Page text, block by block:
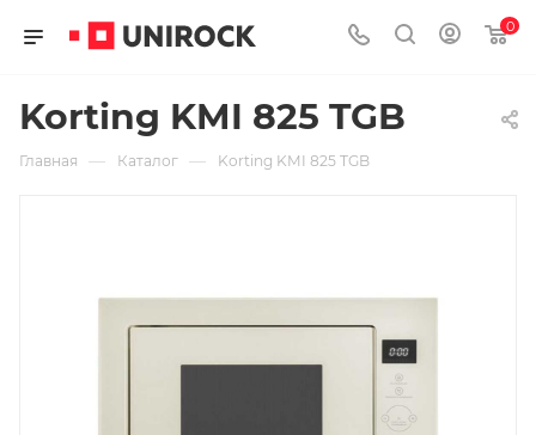
0
Korting KMI 825 TGB
Главная — Каталог — Korting KMI 825 TGB